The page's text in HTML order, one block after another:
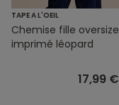
TAPE A L'OEIL
Chemise fille oversize
imprimé léopard
17,99 €